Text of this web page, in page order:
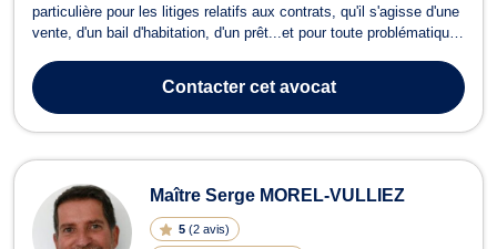
particulière pour les litiges relatifs aux contrats, qu'il s'agisse d'une
vente, d'un bail d'habitation, d'un prêt...et pour toute problématique
mitoyenneté, à une situation d'indivision, à la copropriété, à
l’exercic...
Contactercet avocat
Maître Serge MOREL-VULLIEZ
5 (2 avis)